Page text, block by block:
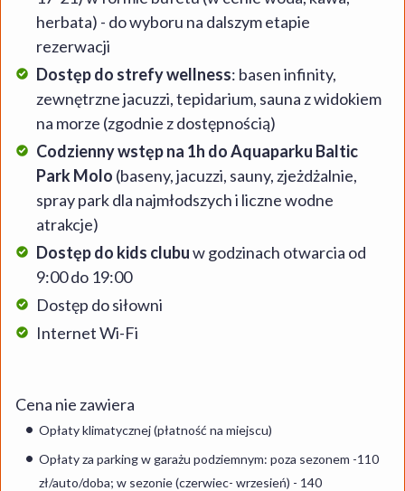
herbata) - do wyboru na dalszym etapie
rezerwacji
Dostęp do strefy wellness: basen infinity,
zewnętrzne jacuzzi, tepidarium, sauna z widokiem
na morze (zgodnie z dostępnością)
Codzienny wstęp na 1h do Aquaparku Baltic
Park Molo (baseny, jacuzzi, sauny, zjeżdżalnie,
spray park dla najmłodszych i liczne wodne
atrakcje)
Dostęp do kids clubuw godzinach otwarcia od
9:00 do 19:00
Dostęp do siłowni
Internet Wi-Fi
Cena nie zawiera
Opłaty klimatycznej (płatność na miejscu)
Opłaty za parking w garażu podziemnym: poza sezonem -110
zł/auto/doba; w sezonie (czerwiec- wrzesień) - 140